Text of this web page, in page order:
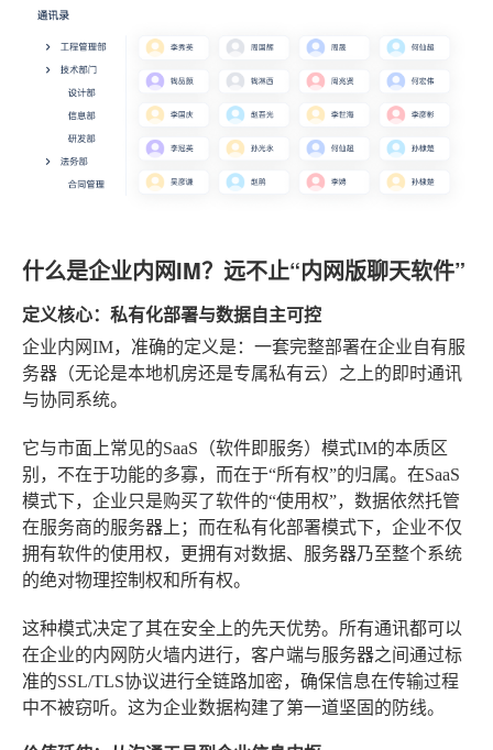
什么是企业内网IM？远不止“内网版聊天软件”
定义核心：私有化部署与数据自主可控
企业内网IM，准确的定义是：一套完整部署在企业自有服
务器（无论是本地机房还是专属私有云）之上的即时通讯
与协同系统。
它与市面上常见的SaaS（软件即服务）模式IM的本质区
别，不在于功能的多寡，而在于“所有权”的归属。在SaaS
模式下，企业只是购买了软件的“使用权”，数据依然托管
在服务商的服务器上；而在私有化部署模式下，企业不仅
拥有软件的使用权，更拥有对数据、服务器乃至整个系统
的绝对物理控制权和所有权。
这种模式决定了其在安全上的先天优势。所有通讯都可以
在企业的内网防火墙内进行，客户端与服务器之间通过标
准的SSL/TLS协议进行全链路加密，确保信息在传输过程
中不被窃听。这为企业数据构建了第一道坚固的防线。